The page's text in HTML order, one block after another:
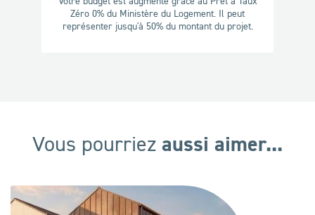
Zéro 0% du Ministère du Logement. Il peut
représenter jusqu'à 50% du montant du projet.
Vous pourriez aussi aimer...